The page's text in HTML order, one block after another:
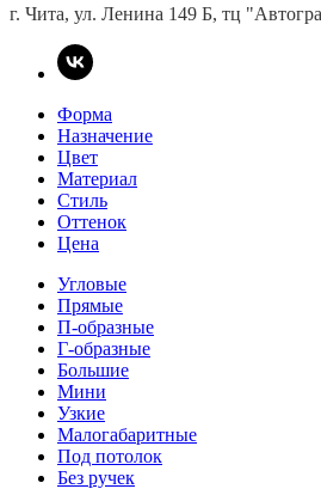
г. Чита, ул. Ленина 149 Б, тц
Форма
Назначение
Цвет
Материал
Стиль
Оттенок
Цена
Угловые
Прямые
П-образные
Г-образные
Большие
Мини
Узкие
Малогабаритные
Под потолок
Без ручек